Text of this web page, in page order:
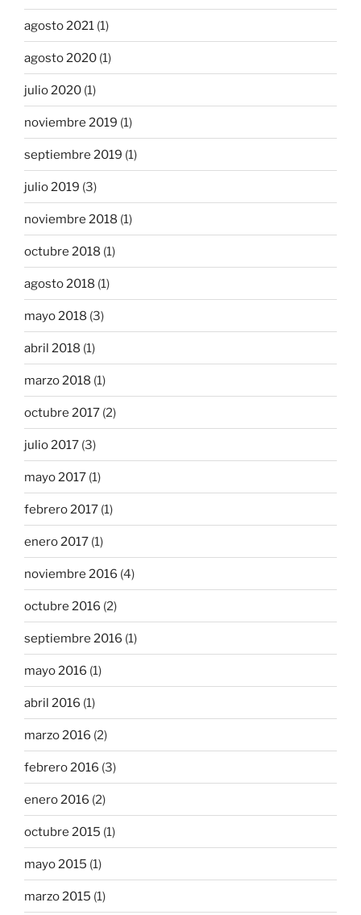
agosto 2021 (1)
agosto 2020 (1)
julio 2020 (1)
noviembre 2019 (1)
septiembre 2019 (1)
julio 2019 (3)
noviembre 2018 (1)
octubre 2018 (1)
agosto 2018 (1)
mayo 2018 (3)
abril 2018 (1)
marzo 2018 (1)
octubre 2017 (2)
julio 2017 (3)
mayo 2017 (1)
febrero 2017 (1)
enero 2017 (1)
noviembre 2016 (4)
octubre 2016 (2)
septiembre 2016 (1)
mayo 2016 (1)
abril 2016 (1)
marzo 2016 (2)
febrero 2016 (3)
enero 2016 (2)
octubre 2015 (1)
mayo 2015 (1)
marzo 2015 (1)